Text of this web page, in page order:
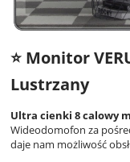
⭐ Monitor
Lustrzany
Ultra cienki 8 calowy
Wideodomofon za
daje nam możliwość